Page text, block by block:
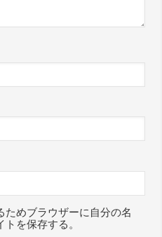
ためブラウザーに自分の名
を保存する。